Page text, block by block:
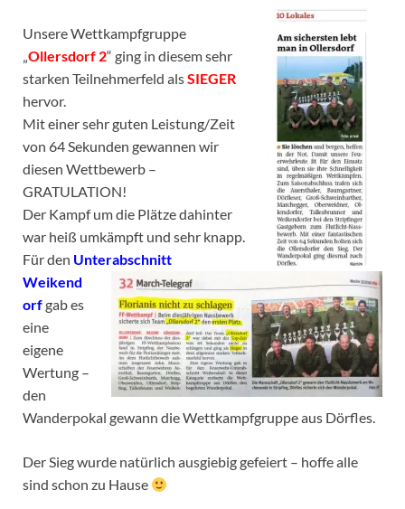
Unsere Wettkampfgruppe
„Ollersdorf 2“ ging in diesem sehr
starken Teilnehmerfeld alsSIEGER
hervor.
Mit einer sehr guten Leistung/Zeit
von 64 Sekunden gewannen wir
diesen Wettbewerb –
GRATULATION!
Der Kampf um die Plätze dahinter
war heiß umkämpft und sehr knapp.
Für den Unterabschnitt
Weikend
orfgab es
eine
eigene
Wertung –
den
Wanderpokal gewann die Wettkampfgruppe aus Dörfles.
Der Sieg wurde natürlich ausgiebig gefeiert – hoffe alle
sind schon zu Hause